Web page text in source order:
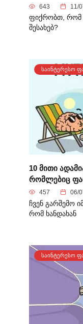
643 11/
ფიქრობთ, რომ
შესახებ?
ᲡᲐᲘᲜᲢᲔᲠᲔᲡᲝ
10 მითი
რომლებიც
457 06/
ჩვენ გარშემო
რომ ხანდახან
ᲡᲐᲘᲜᲢᲔᲠᲔᲡᲝ